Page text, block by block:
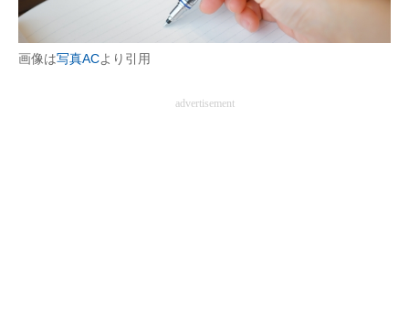
IT製品の技術・比較・事例
製造業のIT導入・活用を支援
モノづくり技術者専門サイト
画像は写真ACより引用
advertisement